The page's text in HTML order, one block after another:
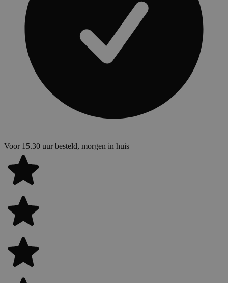
Voor 15.30 uur besteld, morgen in huis